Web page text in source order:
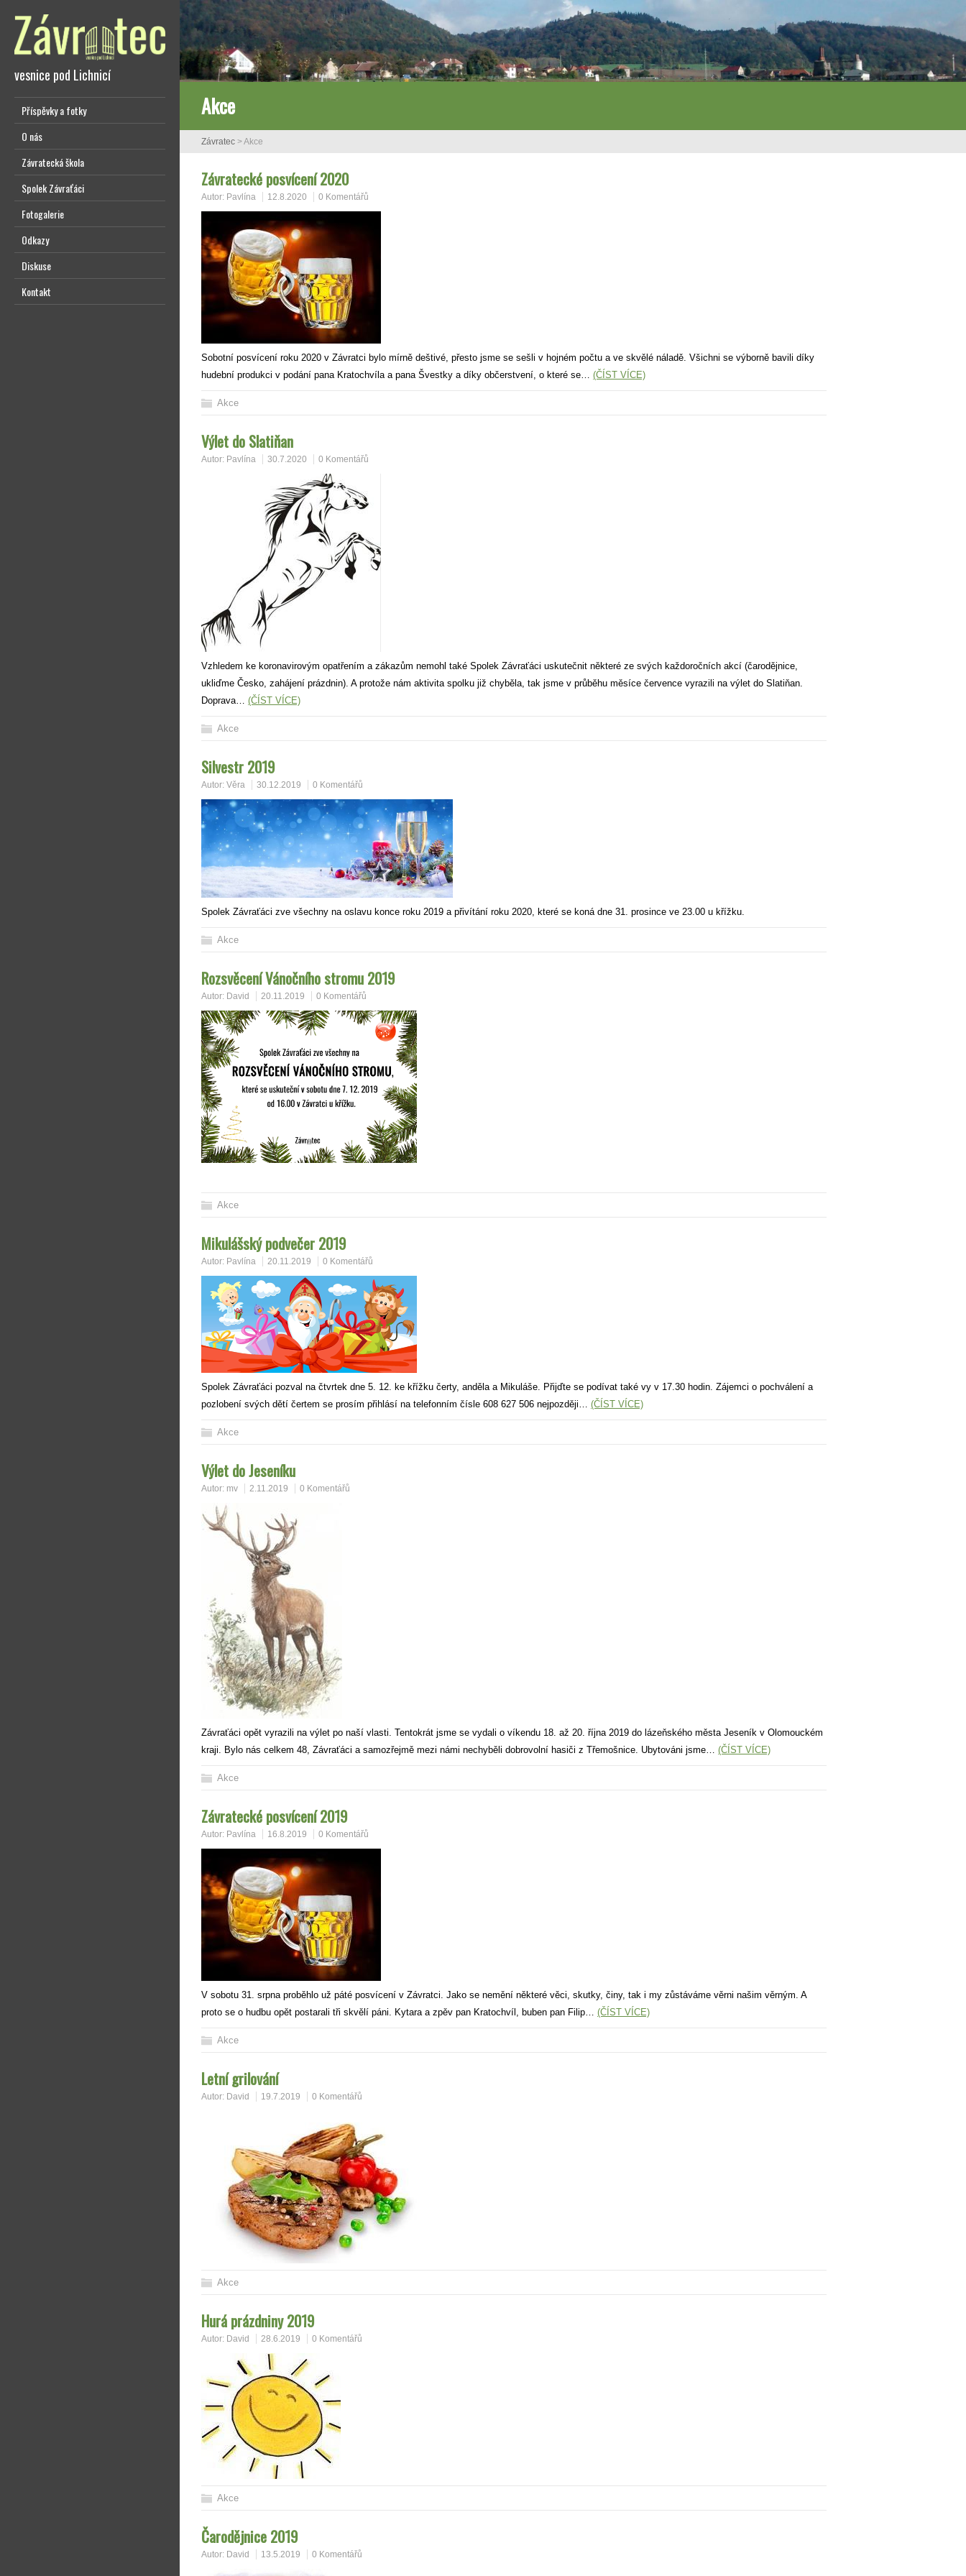
vesnice pod Lichnicí
Příspěvky a fotky
O nás
Závratecká škola
Spolek Závraťáci
Fotogalerie
Odkazy
Diskuse
Kontakt
Akce
Závratec >Akce
Závratecké posvícení 2020
Autor: Pavlína 12.8.2020 0 Komentářů
Sobotní posvícení roku 2020 v Závratci bylo mírně deštivé, přesto jsme se sešli v hojném počtu a ve skvělé náladě. Všichni se výborně bavili díky
hudební produkci v podání pana Kratochvíla a pana Švestky a díky občerstvení, o které se… (ČÍST VÍCE)
Akce
Výlet do Slatiňan
Autor: Pavlína 30.7.2020 0 Komentářů
Vzhledem ke koronavirovým opatřením a zákazům nemohl také Spolek Závraťáci uskutečnit některé ze svých každoročních akcí (čarodějnice,
ukliďme Česko, zahájení prázdnin). A protože nám aktivita spolku již chyběla, tak jsme v průběhu měsíce července vyrazili na výlet do Slatiňan.
Doprava… (ČÍST VÍCE)
Akce
Silvestr 2019
Autor: Věra 30.12.2019 0 Komentářů
Spolek Závraťáci zve všechny na oslavu konce roku 2019 a přivítání roku 2020, které se koná dne 31. prosince ve 23.00 u křížku.
Akce
Rozsvěcení Vánočního stromu 2019
Autor: David 20.11.2019 0 Komentářů
Akce
Mikulášský podvečer 2019
Autor: Pavlína 20.11.2019 0 Komentářů
Spolek Závraťáci pozval na čtvrtek dne 5. 12. ke křížku čerty, anděla a Mikuláše. Přijďte se podívat také vy v 17.30 hodin. Zájemci o pochválení a
pozlobení svých dětí čertem se prosím přihlásí na telefonním čísle 608 627 506 nejpozději… (ČÍST VÍCE)
Akce
Výlet do Jeseníku
Autor: mv 2.11.2019 0 Komentářů
Závraťáci opět vyrazili na výlet po naší vlasti. Tentokrát jsme se vydali o víkendu 18. až 20. října 2019 do lázeňského města Jeseník v Olomouckém
kraji. Bylo nás celkem 48, Závraťáci a samozřejmě mezi námi nechyběli dobrovolní hasiči z Třemošnice. Ubytováni jsme… (ČÍST VÍCE)
Akce
Závratecké posvícení 2019
Autor: Pavlína 16.8.2019 0 Komentářů
V sobotu 31. srpna proběhlo už páté posvícení v Závratci. Jako se nemění některé věci, skutky, činy, tak i my zůstáváme věrni našim věrným. A
proto se o hudbu opět postarali tři skvělí páni. Kytara a zpěv pan Kratochvíl, buben pan Filip… (ČÍST VÍCE)
Akce
Letní grilování
Autor: David 19.7.2019 0 Komentářů
Akce
Hurá prázdniny 2019
Autor: David 28.6.2019 0 Komentářů
Akce
Čarodějnice 2019
Autor: David 13.5.2019 0 Komentářů